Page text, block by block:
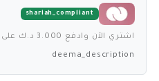
shariah_compliant
اشتري الآن وادفع 3.000 د.ك على 4 دفعات بدون فوائد
deema_description